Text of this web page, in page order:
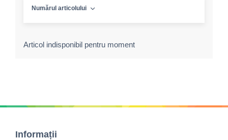
Numărul articolului
Articol indisponibil pentru moment
Informații